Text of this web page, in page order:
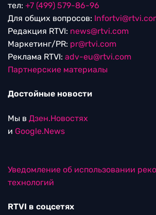
тел: +7 (499) 579-86-96
Для общих вопросов:
Редакция RTVI: news@rtvi.com
Маркетинг/PR: pr@rtvi.com
Реклама RTVI: adv-eu@rtvi.com
Партнерские материалы
Достойные новости
Мы в Дзен.Новостях
и Google.News
Уведомление об использовании
технологий
RTVI в соцсетях